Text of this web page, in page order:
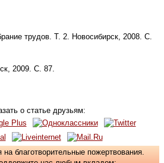
трудов. Т. 2. Новосибирск, 2008. С.
2009. С. 87.
о статье друзьям:
благотворительные пожертвования.